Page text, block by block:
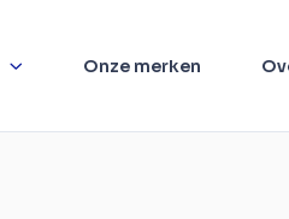
Onze merken